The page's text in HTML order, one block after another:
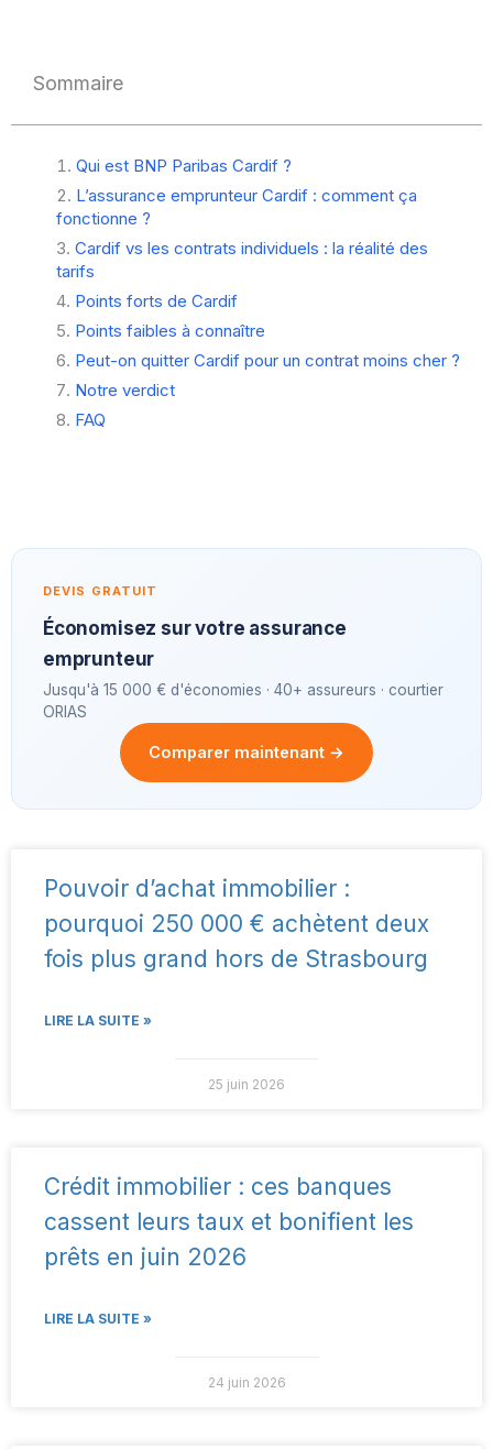
Sommaire
Qui est BNP Paribas Cardif ?
L’assurance emprunteur Cardif : comment ça
fonctionne ?
Cardif vs les contrats individuels : la réalité des
tarifs
Points forts de Cardif
Points faibles à connaître
Peut-on quitter Cardif pour un contrat moins cher ?
Notre verdict
FAQ
DEVIS GRATUIT
Économisez sur votre assurance
emprunteur
Jusqu'à 15 000 € d'économies · 40+ assureurs · courtier
ORIAS
Comparer maintenant →
Pouvoir d’achat immobilier :
pourquoi 250 000 € achètent deux
fois plus grand hors de Strasbourg
LIRE LA SUITE »
25 juin 2026
Crédit immobilier : ces banques
cassent leurs taux et bonifient les
prêts en juin 2026
LIRE LA SUITE »
24 juin 2026